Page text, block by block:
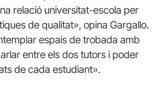
relació universitat-escola per
de qualitat», opina Gargallo.
espais de trobada amb
entre els dos tutors i poder
de cada estudiant».